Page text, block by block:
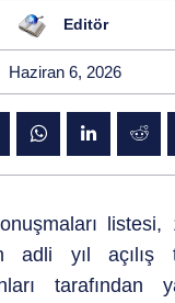
Editör
Haziran 6, 2026
adli yıl açılış
tarafından